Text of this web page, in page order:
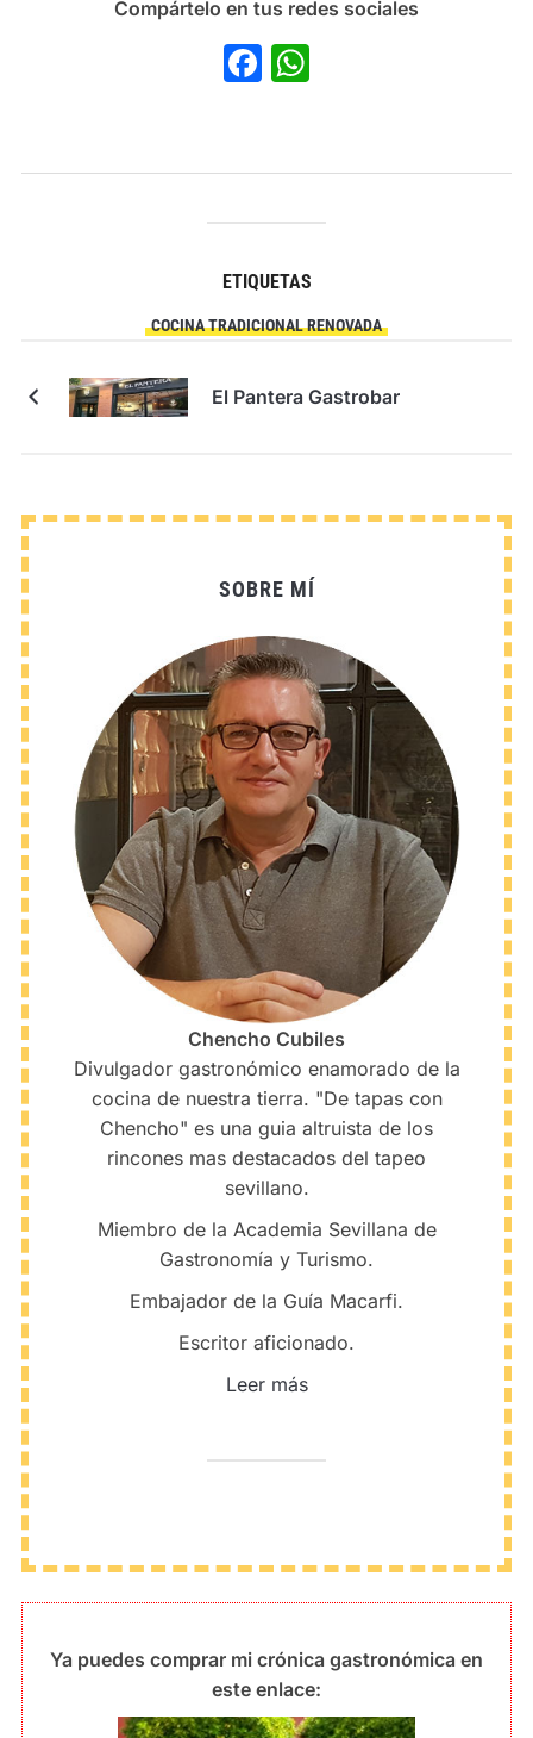
Compártelo en tus redes sociales
Facebook
ETIQUETAS
COCINA TRADICIONAL RENOVADA
El Pantera Gastrobar
SOBRE MÍ
Chencho Cubiles
Divulgador gastronómico enamorado de la
cocina de nuestra tierra. "De tapas con
Chencho" es una guia altruista de los
rincones mas destacados del tapeo
sevillano.
Miembro de la Academia Sevillana de
Gastronomía y Turismo.
Embajador de la Guía Macarfi.
Escritor aficionado.
Leer más
Ya puedes comprar mi crónica gastronómica en
este enlace: